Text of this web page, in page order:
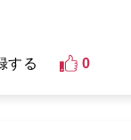
する 0